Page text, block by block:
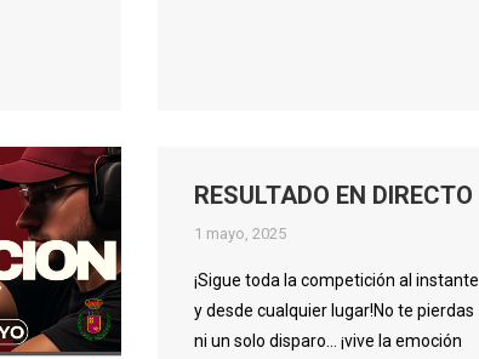
RESULTADO EN DIRECTO
1 mayo, 2025
¡Sigue toda la competición al instante
y desde cualquier lugar!No te pierdas
ni un solo disparo… ¡vive la emoción